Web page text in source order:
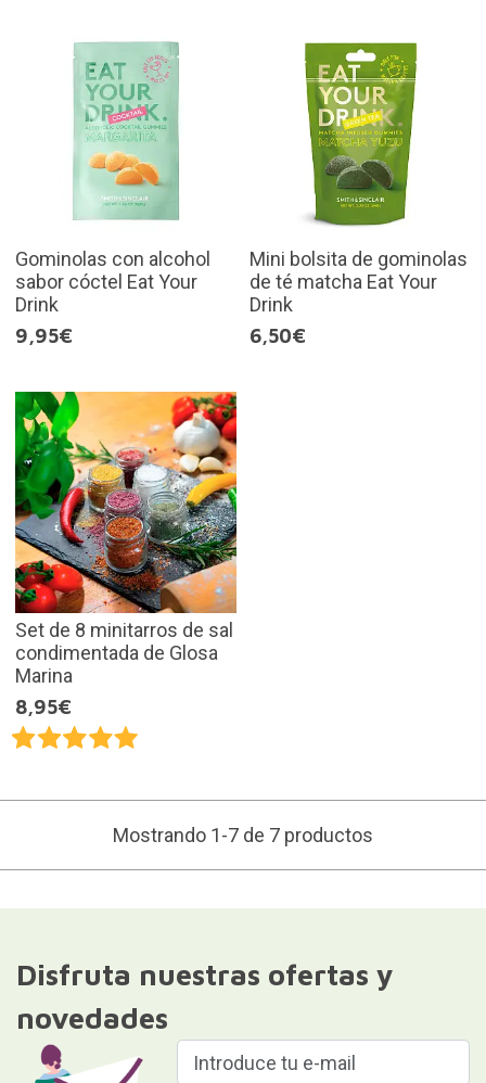
Gominolas con alcohol
sabor cóctel Eat Your
Drink
9,95€
Mini bolsita de gominolas
de té matcha Eat Your
Drink
6,50€
Set de 8 minitarros de sal
condimentada de Glosa
Marina
8,95€
Mostrando 1-7 de 7 productos
Disfruta nuestras ofertas y
novedades